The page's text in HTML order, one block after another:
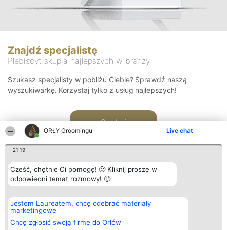
ORŁY Groomingu Live chat
21:19
Cześć, chętnie Ci pomogę! 🙂 Kliknij proszę w
odpowiedni temat rozmowy! 🙂
Jestem Laureatem, chcę odebrać materiały
marketingowe
Chcę zgłosić swoją firmę do Orłów
Znajdź specjalistę
Plebiscyt skupia najlepszych w branży
Szukasz specjalisty w pobliżu Ciebie? Sprawdź naszą
wyszukiwarkę. Korzystaj tylko z usług najlepszych!
Szukaj
Organizator plebiscytu
Bright Side Solutions sp. z o.
o. sp. k.
ul. Ruska 22
Wrocław 50-079
Plebiscyt
Laureaci
wszystkich
Laureatów
Kontakt
Kontakt